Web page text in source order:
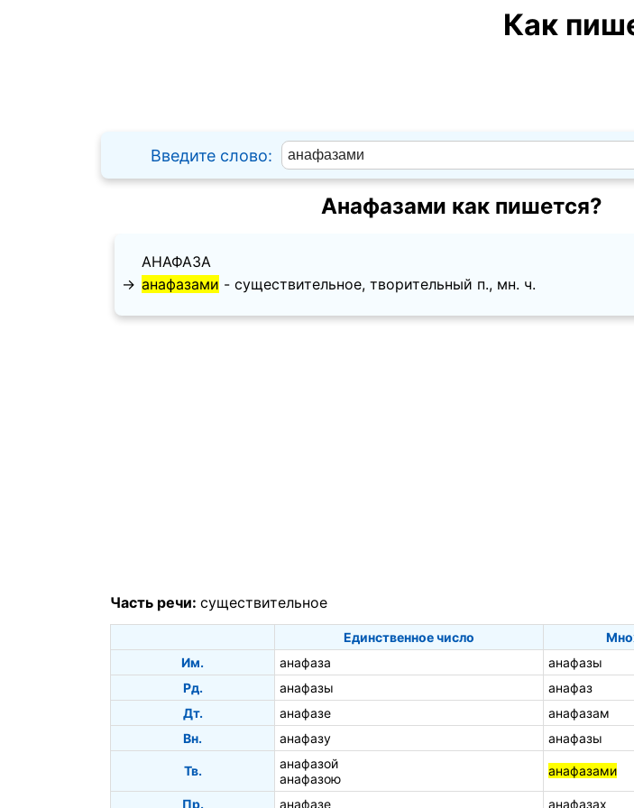
Как
Введите слово:
Анафазами как пишется?
АНАФАЗА
→ анафазами - существительное, творительный п., мн. ч.
Часть речи: существительное
Единственное число
Им.
анафаза
анафазы
Рд.
анафазы
анафаз
Дт.
анафазе
анафазам
Вн.
анафазу анафазы
Тв.
анафазой
анафазою
анафазами
Пр. анафазе анафазах